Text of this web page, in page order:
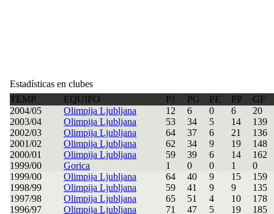
Estadísticas en clubes
TEMP.
EQUIPO PJ PG PE PP
GF
2004/05
Olimpija Ljubljana 12 6 0 6
20
2003/04
Olimpija Ljubljana 53 34 5 14
139
2002/03
Olimpija Ljubljana 64 37 6 21
136
2001/02
Olimpija Ljubljana 62 34 9 19
148
2000/01
Olimpija Ljubljana 59 39 6 14
162
1999/00
Gorica 1 0 0 1
0
1999/00
Olimpija Ljubljana 64 40 9 15
159
1998/99
Olimpija Ljubljana 59 41 9 9
135
1997/98
Olimpija Ljubljana 65 51 4 10
178
1996/97
Olimpija Ljubljana 71 47 5 19
185